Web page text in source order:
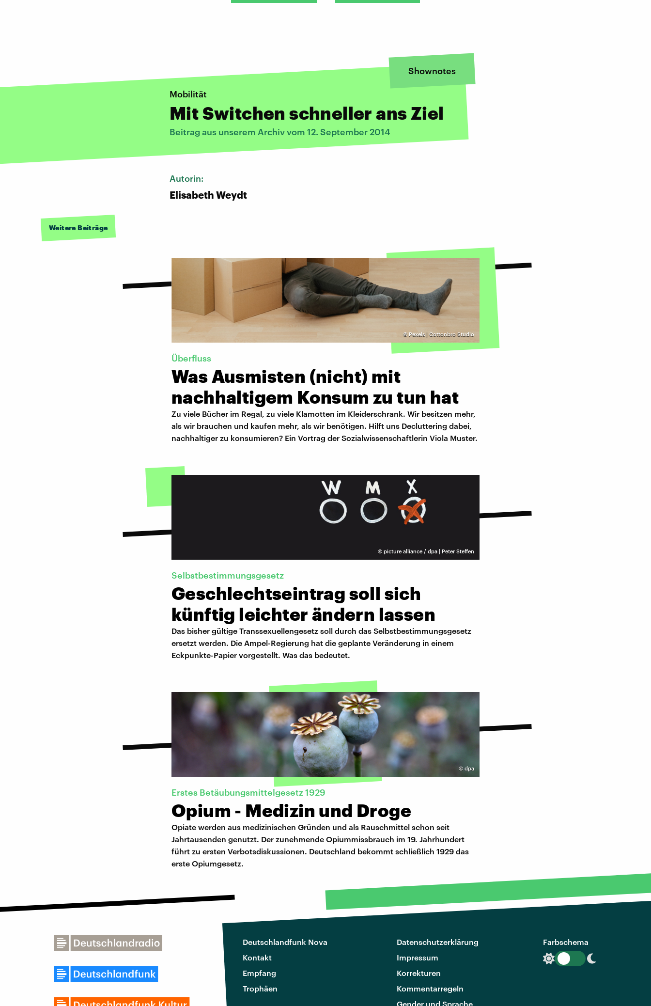
Shownotes
Mobilität
Mit Switchen schneller ans Ziel
Beitrag aus unserem Archiv vom 12. September 2014
Autorin:
Elisabeth Weydt
Weitere Beiträge
© Pexels | Cottonbro Studio
Überfluss
Was Ausmisten (nicht) mit
nachhaltigem Konsum zu tun hat
Zu viele Bücher im Regal, zu viele Klamotten im Kleiderschrank. Wir besitzen mehr,
als wir brauchen und kaufen mehr, als wir benötigen. Hilft uns Decluttering dabei,
nachhaltiger zu konsumieren? Ein Vortrag der Sozialwissenschaftlerin Viola Muster.
© picture alliance / dpa | Peter Steffen
Selbstbestimmungsgesetz
Geschlechtseintrag soll sich
künftig leichter ändern lassen
Das bisher gültige Transsexuellengesetz soll durch das Selbstbestimmungsgesetz
ersetzt werden. Die Ampel-Regierung hat die geplante Veränderung in einem
Eckpunkte-Papier vorgestellt. Was das bedeutet.
© dpa
Erstes Betäubungsmittelgesetz 1929
Opium - Medizin und Droge
Opiate werden aus medizinischen Gründen und als Rauschmittel schon seit
Jahrtausenden genutzt. Der zunehmende Opiummissbrauch im 19. Jahrhundert
führt zu ersten Verbotsdiskussionen. Deutschland bekommt schließlich 1929 das
erste Opiumgesetz.
Deutschlandfunk Nova
Kontakt
Empfang
Trophäen
Datenschutzerklärung
Impressum
Korrekturen
Kommentarregeln
Gender und Sprache
Farbschema